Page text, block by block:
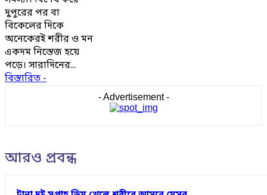
দুপুরের পর বা
বিকেলের দিকে
অনেকেরই শরীর ও মন
একদম নিস্তেজ হয়ে
পড়ে। সারাদিনের...
বিস্তারিত -
- Advertisement -
আরও প্রবন্ধ